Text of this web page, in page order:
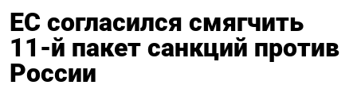
ЕС согласился смягчить
11-й пакет санкций против
России